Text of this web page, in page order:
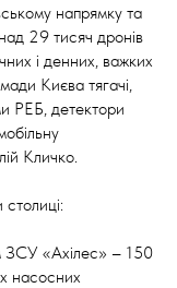
напрямку та
29 тисяч дронів
і денних, важких
Києва тягачі,
РЕБ, детектори
Кличко.
ЗСУ «Ахілес» – 150
насосних